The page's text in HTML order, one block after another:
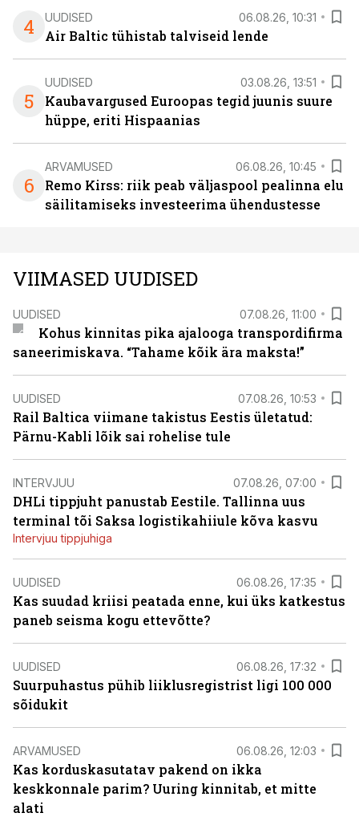
4 UUDISED 06.08.26, 10:31
Air Baltic tühistab talviseid lende
5
UUDISED 03.08.26, 13:51
Kaubavargused Euroopas tegid juunis suure
hüppe, eriti Hispaanias
6
ARVAMUSED 06.08.26, 10:45
Remo Kirss: riik peab väljaspool pealinna elu
säilitamiseks investeerima ühendustesse
VIIMASED UUDISED
UUDISED 07.08.26, 11:00
Kohus kinnitas pika ajalooga transpordifirma
saneerimiskava. “Tahame kõik ära maksta!”
UUDISED 07.08.26, 10:53
Rail Baltica viimane takistus Eestis ületatud:
Pärnu-Kabli lõik sai rohelise tule
INTERVJUU 07.08.26, 07:00
DHLi tippjuht panustab Eestile. Tallinna uus
terminal tõi Saksa logistikahiiule kõva kasvu
Intervjuu tippjuhiga
UUDISED 06.08.26, 17:35
Kas suudad kriisi peatada enne, kui üks katkestus
paneb seisma kogu ettevõtte?
UUDISED 06.08.26, 17:32
Suurpuhastus pühib liiklusregistrist ligi 100 000
sõidukit
ARVAMUSED 06.08.26, 12:03
Kas korduskasutatav pakend on ikka
keskkonnale parim? Uuring kinnitab, et mitte
alati